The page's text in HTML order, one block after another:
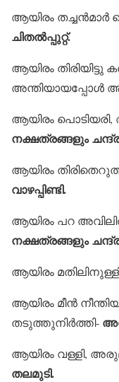
ആയിരം തച്ചന്‍മാര്‍
ചിതല്‍പ്പുറ്റ്.
ആയിരം തിരിയിട്ടു
ആയിരം
നക്ഷത്രങ്ങളും
ആയിരം
വാഴപ്പിണ്ടി.
ആയിരം പറ
നക്ഷത്രങ്ങളും
ആയിരം
ആയിരം മീന്‍
തടുത്തുനിര്‍ത്തി-
ആയിരം വള്ളി, അരുമ
തലമുടി.